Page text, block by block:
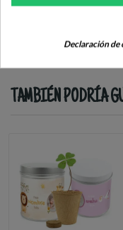
TAMBIÉN PODRÍA
Declaración de